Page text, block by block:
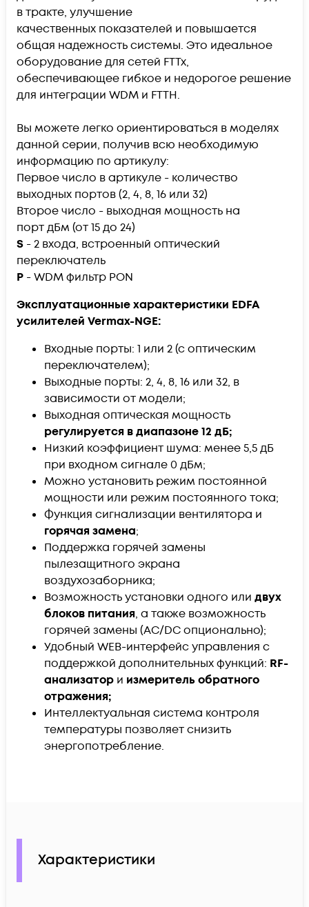
в тракте, улучшение
качественных показателей и повышается
общая надежность системы. Это идеальное
оборудование для сетей FTTx,
обеспечивающее гибкое и недорогое решение
для интеграции WDM и FTTH.
Вы можете легко ориентироваться в моделях
данной серии, получив всю необходимую
информацию по артикулу:
Первое число в артикуле - количество
выходных портов (2, 4, 8, 16 или 32)
Второе число - выходная мощность на
порт дБм (от 15 до 24)
S - 2 входа, встроенный оптический
переключатель
P - WDM фильтр PON
Эксплуатационные характеристики EDFA
усилителей Vermax-NGE:
Входные порты: 1 или 2 (с оптическим
переключателем);
Выходные порты: 2, 4, 8, 16 или 32, в
зависимости от модели;
Выходная оптическая мощность
регулируется в диапазоне 12 дБ;
Низкий коэффициент шума: менее 5,5 дБ
при входном сигнале 0 дБм;
Можно установить режим постоянной
мощности или режим постоянного тока;
Функция сигнализации вентилятора и
горячая замена;
Поддержка горячей замены
пылезащитного экрана
воздухозаборника;
Возможность установки одного или двух
блоков питания, а также возможность
горячей замены (AC/DC опционально);
Удобный WEB-интерфейс управления c
поддержкой дополнительных функций: RF-
анализатор и измеритель обратного
отражения;
Интеллектуальная система контроля
температуры позволяет снизить
энергопотребление.
Характеристики